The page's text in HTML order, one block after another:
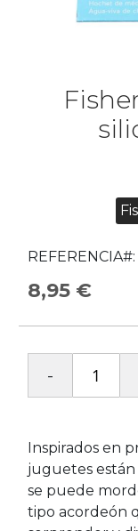
REFERENCIA#:
8,95 €
Inspirados en
juguetes están
se puede
tipo acordeón